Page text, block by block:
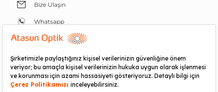
Bize Ulaşın
Whatsapp